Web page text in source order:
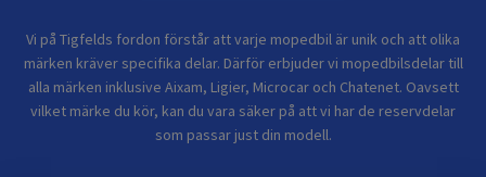
Vi på Tigfelds fordon förstår att varje mopedbil är unik och att olika
märken kräver specifika delar. Därför erbjuder vi mopedbilsdelar till
alla märken inklusive Aixam, Ligier, Microcar och Chatenet. Oavsett
vilket märke du kör, kan du vara säker på att vi har de reservdelar
som passar just din modell.